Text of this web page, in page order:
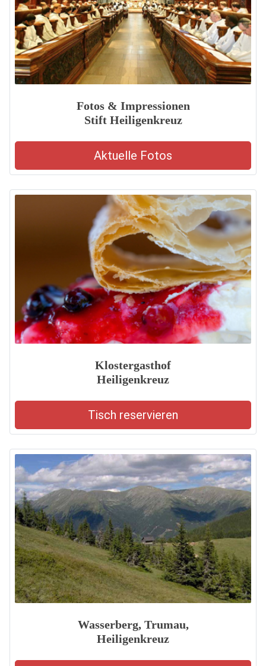
Fotos & Impressionen
Stift Heiligenkreuz
Aktuelle Fotos
Klostergasthof
Heiligenkreuz
Tisch reservieren
Wasserberg, Trumau,
Heiligenkreuz